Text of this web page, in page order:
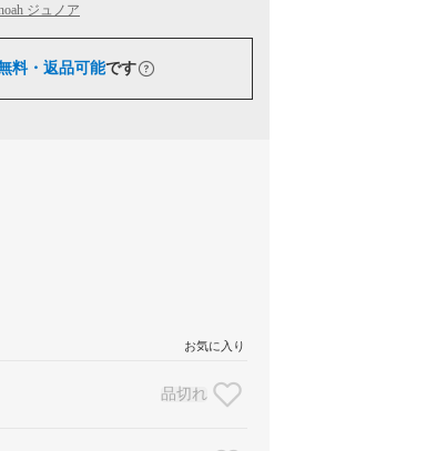
ジュノア
料・返品可能です
お気に入り
品切れ